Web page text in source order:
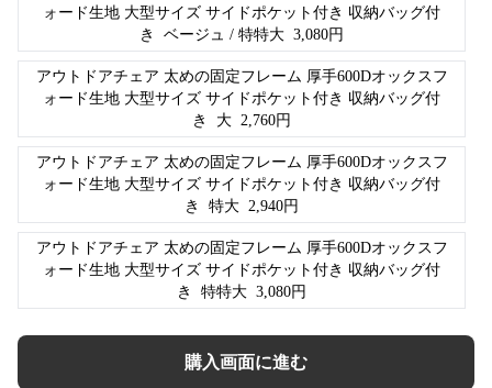
ォード生地 大型サイズ サイドポケット付き 収納バッグ付
き
ベージュ / 特特大 3,080円
アウトドアチェア 太めの固定フレーム 厚手600Dオックスフ
ォード生地 大型サイズ サイドポケット付き 収納バッグ付
き
大 2,760円
アウトドアチェア 太めの固定フレーム 厚手600Dオックスフ
ォード生地 大型サイズ サイドポケット付き 収納バッグ付
き
特大 2,940円
アウトドアチェア 太めの固定フレーム 厚手600Dオックスフ
ォード生地 大型サイズ サイドポケット付き 収納バッグ付
き
特特大 3,080円
購入画面に進む